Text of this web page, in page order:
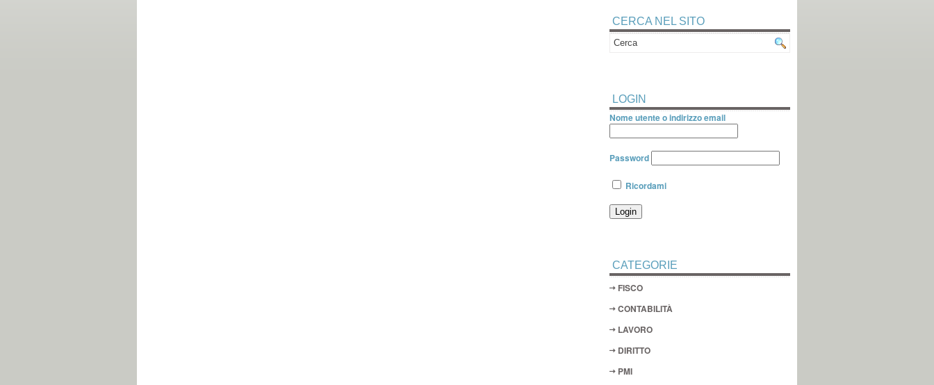
CERCA NEL SITO
LOGIN
Nome utente o indirizzo email
Password
Ricordami
CATEGORIE
FISCO
CONTABILITÀ
LAVORO
DIRITTO
PMI